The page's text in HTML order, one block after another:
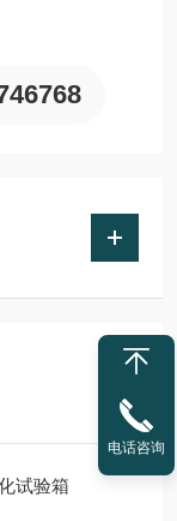
试验箱
电话咨询